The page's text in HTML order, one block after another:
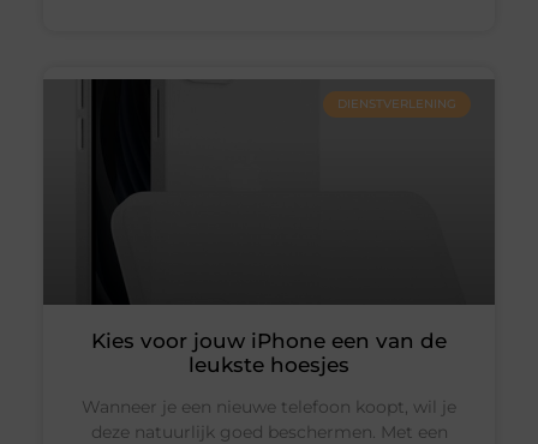
DIENSTVERLENING
Kies voor jouw iPhone een van de
leukste hoesjes
Wanneer je een nieuwe telefoon koopt, wil je
deze natuurlijk goed beschermen. Met een